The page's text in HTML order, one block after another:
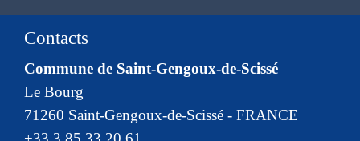
Contacts
Commune de Saint-Gengoux-de-Scissé
Le Bourg
71260 Saint-Gengoux-de-Scissé - FRANCE